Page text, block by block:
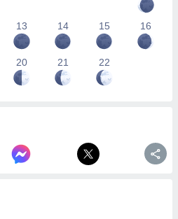
13 14 15 16
20 21 22